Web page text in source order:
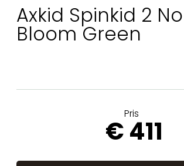
Axkid Spinkid 2
Bloom Green
Pris
€ 411